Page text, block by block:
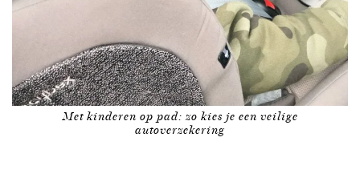
Met kinderen op pad: zo kies je een veilige
autoverzekering